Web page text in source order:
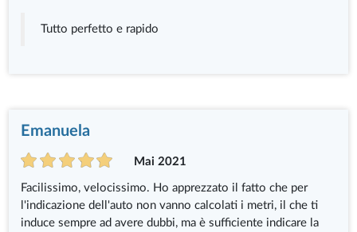
Tutto perfetto e rapido
Emanuela
Mai 2021
Facilissimo, velocissimo. Ho apprezzato il fatto che per
l'indicazione dell'auto non vanno calcolati i metri, il che ti
induce sempre ad avere dubbi, ma è sufficiente indicare la